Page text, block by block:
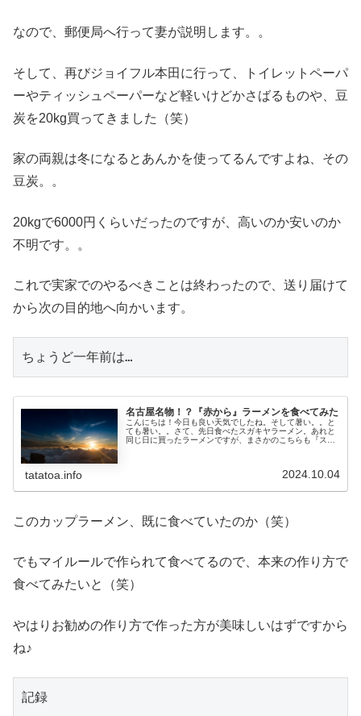
なので、郵便局へ行って妻が説明します。。
そして、再びジョイフル本田に行って、トイレットペーパ
ーやティッシュペーパーなど軽いけどかさばるものや、豆
炭を20kg買ってきました（笑）
家の両親は冬になるとあんかを使ってるんですよね、その
豆炭。。
20kgで6000円くらいだったのですが、高いのか安いのか
不明です。。
これで実家でのやるべきことは終わったので、送り届けて
から次の目的地へ向かいます。
ちょうど一年前は…
名古屋名物！？『赤から』ラーメンを食べてみた
こんにちは！今日も良い天気でしたね。そして暑い。。と
ても暑い。。さて、先日食べたスガキヤラーメン。あれと
同じ日に買ったラーメンですが、まさかのこちらも『スガ
tatatoa.info 2024.10.04
このカップラーメン、既に食べていたのか（笑）
でもマイルールで作られて食べてるので、本来の作り方で
食べてみたいと（笑）
やはりお勧めの作り方で作った方が美味しいはずですから
ね♪
記録